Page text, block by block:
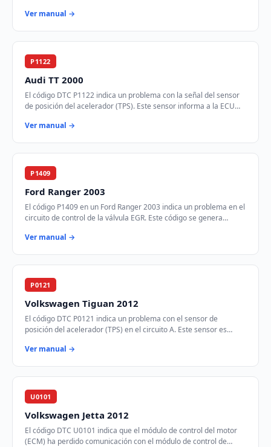
Ver manual →
P1122
Audi TT 2000
El código DTC P1122 indica un problema con la señal del sensor
de posición del acelerador (TPS). Este sensor informa a la ECU
Ver manual →
P1409
Ford Ranger 2003
El código P1409 en un Ford Ranger 2003 indica un problema en el
circuito de control de la válvula EGR. Este código se genera
Ver manual →
P0121
Volkswagen Tiguan 2012
El código DTC P0121 indica un problema con el sensor de
posición del acelerador (TPS) en el circuito A. Este sensor es
Ver manual →
U0101
Volkswagen Jetta 2012
El código DTC U0101 indica que el módulo de control del motor
(ECM) ha perdido comunicación con el módulo de control de